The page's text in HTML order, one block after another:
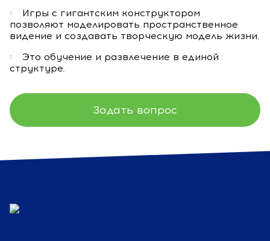
Игры с гигантским конструктором
позволяют моделировать пространственное
видение и создавать творческую модель жизни.
Это обучение и развлечение в единой
структуре.
Задать вопрос